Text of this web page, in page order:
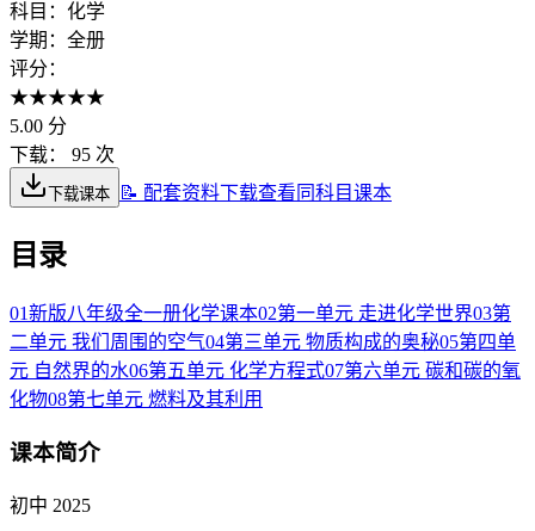
科目： 化学
学期： 全册
评分：
★★★★★
5.00 分
下载：
95 次
下载课本 📝 配套资料下载查看同科目课本
目录
01新版八年级全一册化学课本02第一单元 走进化学世界03第
二单元 我们周围的空气04第三单元 物质构成的奥秘05第四单
元 自然界的水06第五单元 化学方程式07第六单元 碳和碳的氧
化物08第七单元 燃料及其利用
课本简介
初中 2025